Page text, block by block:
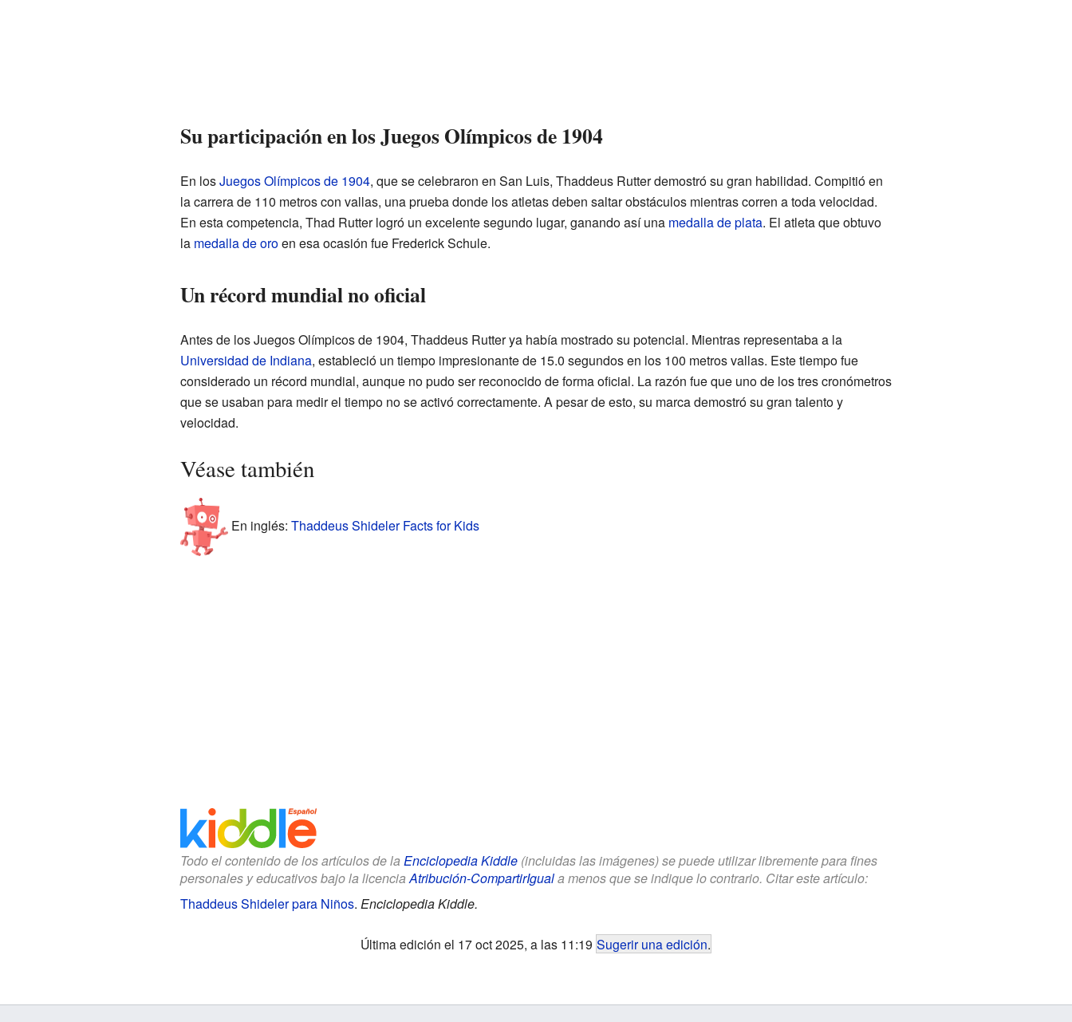
Su participación en los Juegos Olímpicos de 1904
En losJuegos Olímpicos de 1904, que se celebraron en San Luis, Thaddeus Rutter demostró su gran habilidad. Compitió en
la carrera de 110 metros con vallas, una prueba donde los atletas deben saltar obstáculos mientras corren a toda velocidad.
En esta competencia, Thad Rutter logró un excelente segundo lugar, ganando así una medalla de plata. El atleta que obtuvo
la medalla de oroen esa ocasión fue Frederick Schule.
Un récord mundial no oficial
Antes de los Juegos Olímpicos de 1904, Thaddeus Rutter ya había mostrado su potencial. Mientras representaba a la
Universidad de Indiana, estableció un tiempo impresionante de 15.0 segundos en los 100 metros vallas. Este tiempo fue
considerado un récord mundial, aunque no pudo ser reconocido de forma oficial. La razón fue que uno de los tres cronómetros
que se usaban para medir el tiempo no se activó correctamente. A pesar de esto, su marca demostró su gran talento y
velocidad.
Véase también
En inglés: Thaddeus Shideler Facts for Kids
Todo el contenido de los artículos de la Enciclopedia Kiddle(incluidas las imágenes) se puede utilizar libremente para fines
personales y educativos bajo la licenciaAtribución-CompartirIguala menos que se indique lo contrario. Citar este artículo:
Thaddeus Shideler para Niños. Enciclopedia Kiddle.
Última edición el 17 oct 2025, a las 11:19 Sugerir una edición.